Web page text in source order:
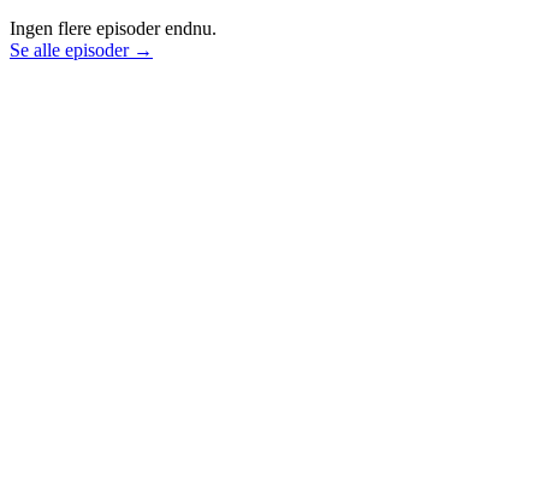
Ingen flere episoder endnu.
Se alle episoder →